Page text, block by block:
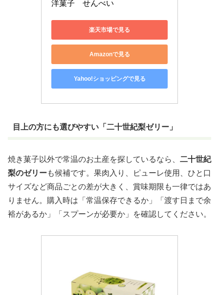
洋菓子　せんべい
楽天市場で見る
Amazonで見る
Yahoo!ショッピングで見る
目上の方にも選びやすい「二十世紀梨ゼリー」
焼き菓子以外で常温のお土産を探しているなら、 二十世紀
梨のゼリーも候補です。果肉入り、ピューレ使用、ひと口
サイズなど商品ごとの差が大きく、賞味期限も一律ではあ
りません。購入時は「常温保存できるか」「渡す日まで余
裕があるか」「スプーンが必要か」を確認してください。